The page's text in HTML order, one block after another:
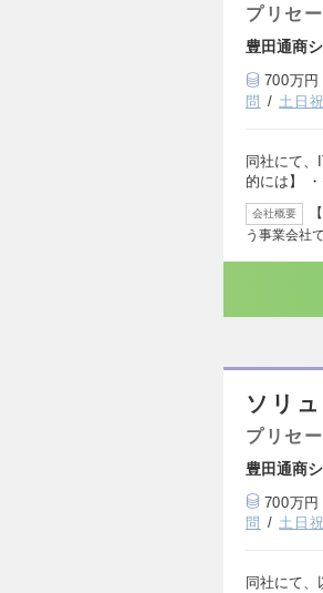
プリセ
豊田通商
700万円
問
土日
同社にて、
的には】
会社概要
う事業会社
ソリ
プリセ
豊田通商
700万
問
土日
同社にて